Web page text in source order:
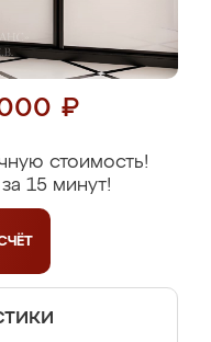
₽
стоимость!
15 минут!